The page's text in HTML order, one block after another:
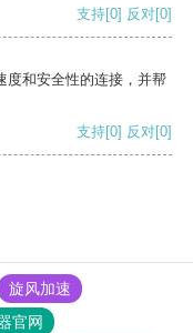
支持[0] 反对[0]
度和安全性的连接，并帮
支持[0] 反对[0]
旋风加速
官网